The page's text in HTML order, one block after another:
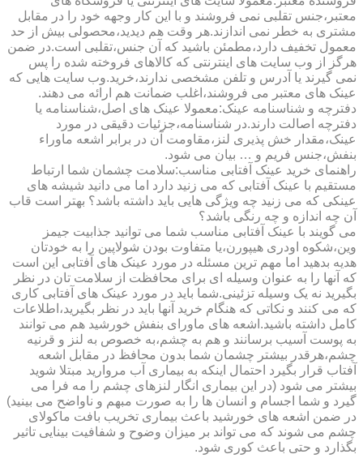
معتبر،جنس تقلبی نمی فروشند و با این کار وجهه خود را در مقابل
مشتری به خطر نمی اندازند.هر وقت هم دیدید،محصولی بیش از حد
معمول تخفیف دارد،مطمئن باشید که آن جنس،تقلبی است.در ضمن
هرگز از وب سایت های اینترنتی که کالاهای فروخته شده را پس
نمی گیرند یا آدرس و تلفن مشخصی ندارند،خرید.وب سایت هایی که
عینک های معتبر می فروشند،اغلب ضمانت هم ارائه می دهند.
دفترچه و شناسنامه عینک:معمولا عینک های اصل،شناسنامه یا
دفترچه اصالت دارند.در شناسنامه،جزئیات دقیقی در مورد
عینک،مقدار خش پذیری لنز،مقاومت آن در برابر اشعه ماوراء
بنفش،جنس فریم و … بیان می شود.
راهنمای خرید عینک آفتابی مناسب:سلامت چشمان شما ارتباط
مستقیم با عینک آفتابی که می زنید دارد اما می دانید شیشه های
عینکی که می زنید چه ویژگی هایی باید داشته باشد؟ بهتر است قاب
آن چه اندازه و چه رنگی باشد؟
می گویند با عینک آفتابی مناسب شما می توانید جذابیت جیمز
وین،شکوه اودری هیپورن،یا متفاوت بودن شولاپین را به خودتان
هدیه بدهید اما مهم ترین مسئله در مورد عینک های آفتابی این است
که آنها را به عنوان وسیله ای برای محافظت از سلامت تان در نظر
بگیرید نه یک وسیله تزئینی.شما باید در مورد عینک های آفتابی کاری
که می کنند و نکاتی که هنگام خرید آنها باید در نظر بگیرید،اطلاعات
کامل داشته باشید.اشعه های ماورای بنفش خورشید هم می توانند
به پوست آسیب برسانند و هم به چشم،به خصوص به لنز و قرنیه
چشم،هرقدر بیشتر چشمان شما بدون محافظ در مقابل اشعه
آفتاب قرار بگیرد احتمال اینکه به بیماری آب مروارید مبتلا شوید
بیشتر می شود (در این بیماری انگار لنزهای چشم را مه فرا می
گیرد و شما اجسام و انسان ها را به صورت مبهم و ناواضح می بینید)
در ضمن اشعه های خورشید باعث بیماری تخریب بافت ماکولای
چشم می شوند که می تواند بر میزان وضوح و شفافیت بینایی تاثیر
بگذارد و حتی باعث کوری شود.